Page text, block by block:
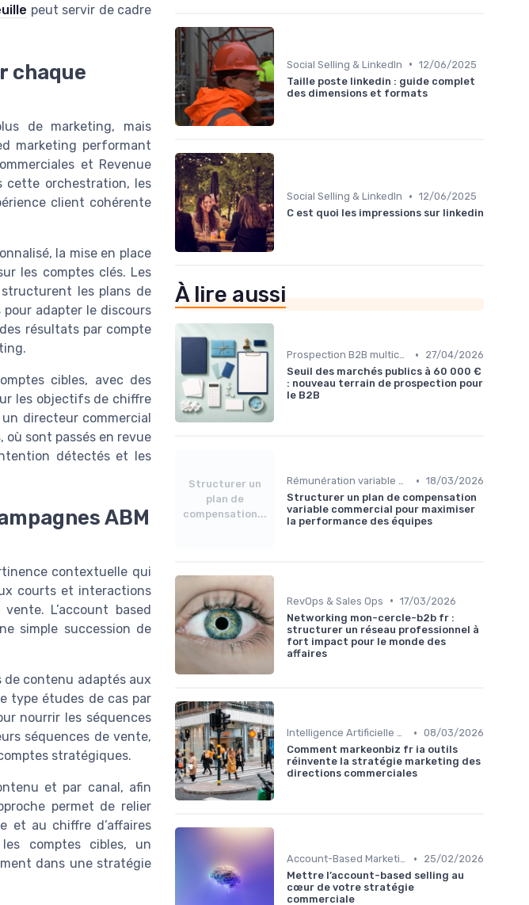
peut servir de cadre
chaque
de marketing, mais
marketing performant
et Revenue
cette orchestration, les
client cohérente
la mise en place
les comptes clés. Les
les plans de
adapter le discours
résultats par compte
cibles, avec des
les objectifs de chiffre
directeur commercial
où sont passés en revue
détectés et les
ABM
contextuelle qui
courts et interactions
L’account based
simple succession de
contenu adaptés aux
type études de cas par
nourrir les séquences
séquences de vente,
stratégiques.
et par canal, afin
permet de relier
et au chiffre d’affaires
comptes cibles, un
dans une stratégie
Social Selling & LinkedIn • 12/06/2025
Taille poste linkedin : guide complet
des dimensions et formats
Social Selling & LinkedIn • 12/06/2025
C est quoi les impressions sur linkedin
À lire aussi
Prospection B2B multicanale •
27/04/2026
Seuil des marchés publics à 60 000 €
: nouveau terrain de prospection pour
le B2B
Structurer un
plan de
compensation...
Rémunération variable & incentives • 18/03/2026
Structurer un plan de compensation
variable commercial pour maximiser
la performance des équipes
RevOps & Sales Ops • 17/03/2026
Networking mon-cercle-b2b fr :
structurer un réseau professionnel à
fort impact pour le monde des
affaires
Intelligence Artificielle pour les ventes • 08/03/2026
Comment markeonbiz fr ia outils
réinvente la stratégie marketing des
directions commerciales
Account-Based Marketing (ABM) •
25/02/2026
Mettre l’account-based selling au
cœur de votre stratégie
commerciale